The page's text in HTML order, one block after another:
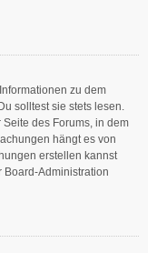
zu dem
solltest sie stets lesen.
des Forums, in dem
hängt es von
erstellen kannst
Administration